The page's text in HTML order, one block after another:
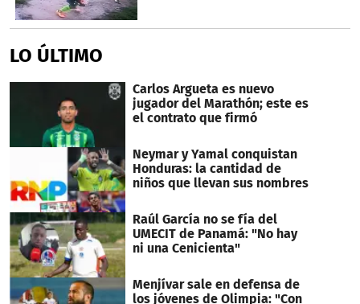
LO ÚLTIMO
Carlos Argueta es nuevo
jugador del Marathón; este es
el contrato que firmó
Neymar y Yamal conquistan
Honduras: la cantidad de
niños que llevan sus nombres
Raúl García no se fía del
UMECIT de Panamá: "No hay
ni una Cenicienta"
Menjívar sale en defensa de
los jóvenes de Olimpia: "Con